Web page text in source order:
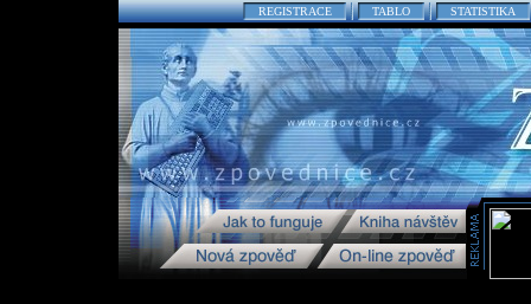
REGISTRACE TABLO STATISTIKA